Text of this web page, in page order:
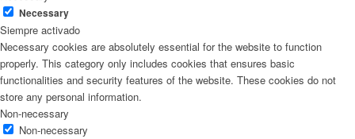
Necessary
Siempre activado
Necessary cookies are absolutely essential for the website to function
properly. This category only includes cookies that ensures basic
functionalities and security features of the website. These cookies do not
store any personal information.
Non-necessary
Non-necessary